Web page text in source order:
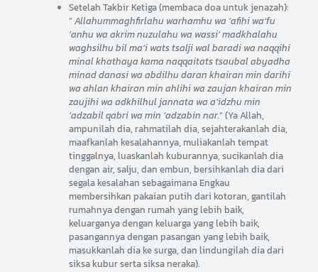
Setelah Takbir Ketiga (membaca doa untuk jenazah):
” Allahummaghfirlahu warhamhu wa ‘afihi wa’fu
‘anhu wa akrim nuzulahu wa wassi’ madkhalahu
waghsilhu bil ma’i wats tsalji wal baradi wa naqqihi
minal khathaya kama naqqaitats tsaubal abyadha
minad danasi wa abdilhu daran khairan min darihi
wa ahlan khairan min ahlihi wa zaujan khairan min
zaujihi wa adkhilhul jannata wa a’idzhu min
‘adzabil qabri wa min ‘adzabin nar.” (Ya Allah,
ampunilah dia, rahmatilah dia, sejahterakanlah dia,
maafkanlah kesalahannya, muliakanlah tempat
tinggalnya, luaskanlah kuburannya, sucikanlah dia
dengan air, salju, dan embun, bersihkanlah dia dari
segala kesalahan sebagaimana Engkau
membersihkan pakaian putih dari kotoran, gantilah
rumahnya dengan rumah yang lebih baik,
keluarganya dengan keluarga yang lebih baik,
pasangannya dengan pasangan yang lebih baik,
masukkanlah dia ke surga, dan lindungilah dia dari
siksa kubur serta siksa neraka).